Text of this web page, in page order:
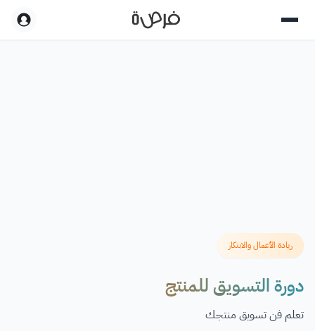
ريادة الأعمال والابتكار
دورة التسويق للمنتج
تعلم فن تسويق منتجك